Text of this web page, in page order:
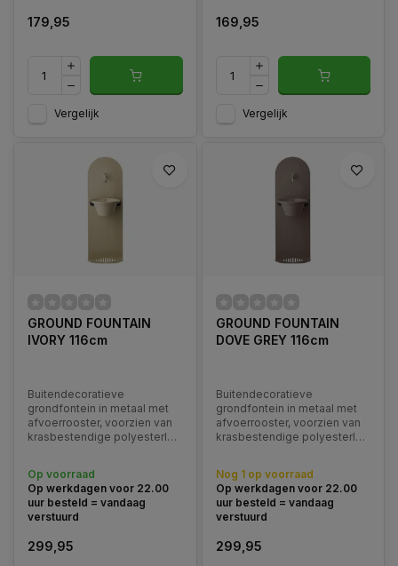
179,95
Vergelijk
169,95
Vergelijk
GROUND FOUNTAIN
IVORY 116cm
Buitendecoratieve
grondfontein in metaal met
afvoerrooster, voorzien van
krasbestendige polyesterlak,
aluminium pot met
ondersteuning en
slanghouder.
Op voorraad
Op werkdagen voor 22.00
uur besteld = vandaag
verstuurd
299,95
GROUND FOUNTAIN
DOVE GREY 116cm
Buitendecoratieve
grondfontein in metaal met
afvoerrooster, voorzien van
krasbestendige polyesterlak,
aluminium pot met
ondersteuning en
slanghouder.
Nog 1 op voorraad
Op werkdagen voor 22.00
uur besteld = vandaag
verstuurd
299,95